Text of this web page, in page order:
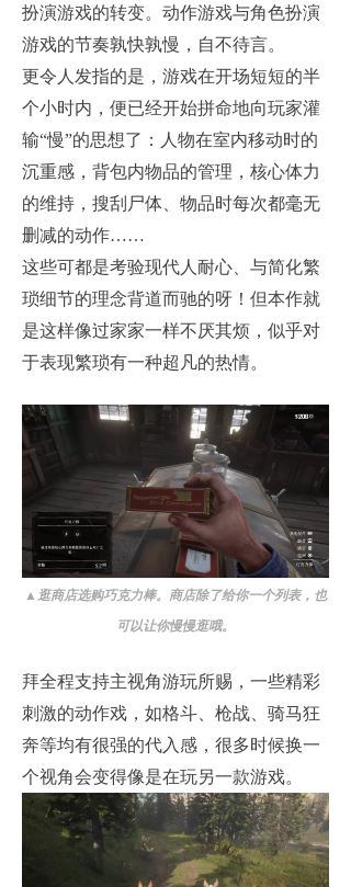
扮演游戏的转变。动作游戏与角色扮演
游戏的节奏孰快孰慢，自不待言。
更令人发指的是，游戏在开场短短的半
个小时内，便已经开始拼命地向玩家灌
输“慢”的思想了：人物在室内移动时的
沉重感，背包内物品的管理，核心体力
的维持，搜刮尸体、物品时每次都毫无
删减的动作……
这些可都是考验现代人耐心、与简化繁
琐细节的理念背道而驰的呀！但本作就
是这样像过家家一样不厌其烦，似乎对
于表现繁琐有一种超凡的热情。
▲ 逛商店选购巧克力棒。商店除了给你一个列表，也
可以让你慢慢逛哦。
拜全程支持主视角游玩所赐，一些精彩
刺激的动作戏，如格斗、枪战、骑马狂
奔等均有很强的代入感，很多时候换一
个视角会变得像是在玩另一款游戏。